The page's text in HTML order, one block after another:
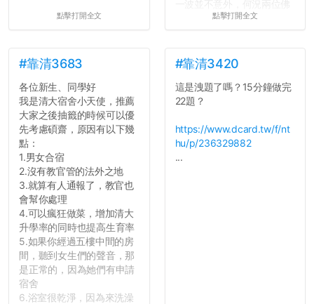
點擊打開全文
心教授看起來要輕輕放下
長作弊的風氣。
反正老人我明天就要搬離新
竹，之後如何發展與我無
吧XD，祝學弟妹們修課順利
~~...
點擊打開全文
#靠清3683
各位新生、同學好
我是清大宿舍小天使，推薦
大家之後抽籤的時候可以優
先考慮碩齋，原因有以下幾
點：
1.男女合宿
2.沒有教官管的法外之地
3.就算有人通報了，教官也
會幫你處理
4.可以瘋狂做菜，增加清大
升學率的同時也提高生育率
5.如果你經過五樓中間的房
間，聽到女生們的聲音，那
是正常的，因為她們有申請
宿舍
6.浴室很乾淨，因為來洗澡
#靠清3420
這是洩題了嗎？15分鐘做完
22題？
https://www.dcard.tw/f/nt
hu/p/236329882
...